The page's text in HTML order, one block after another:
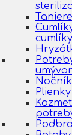
cumlíky
Plienky